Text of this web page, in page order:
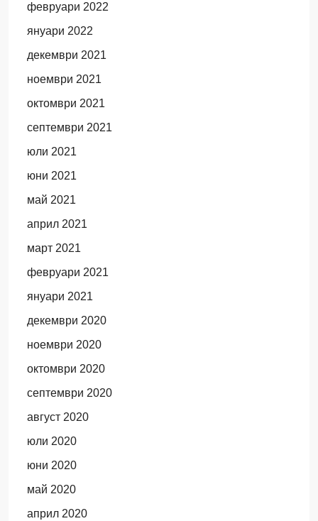
февруари 2022
януари 2022
декември 2021
ноември 2021
октомври 2021
септември 2021
юли 2021
юни 2021
май 2021
април 2021
март 2021
февруари 2021
януари 2021
декември 2020
ноември 2020
октомври 2020
септември 2020
август 2020
юли 2020
юни 2020
май 2020
април 2020